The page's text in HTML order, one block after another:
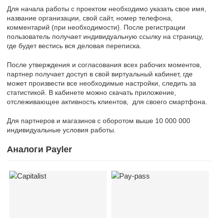
Для начала работы с проектом необходимо указать свое имя,
название организации, свой сайт, номер телефона,
комментарий (при необходимости). После регистрации
пользователь получает индивидуальную ссылку на страницу,
где будет вестись вся деловая переписка.
После утверждения и согласования всех рабочих моментов,
партнер получает доступ в свой виртуальный кабинет, где
может произвести все необходимые настройки, следить за
статистикой. В кабинете можно скачать приложение,
отслеживающее активность клиентов, для своего смартфона.
Для партнеров и магазинов с оборотом выше 10 000 000
индивидуальные условия работы.
Аналоги Payler